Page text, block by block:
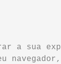
a sua